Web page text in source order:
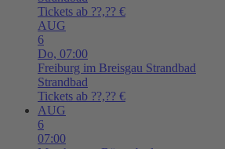
Tickets ab ??,?? €
AUG
6
Do, 07:00
Freiburg im Breisgau Strandbad
Strandbad
Tickets ab ??,?? €
AUG
6
07:00